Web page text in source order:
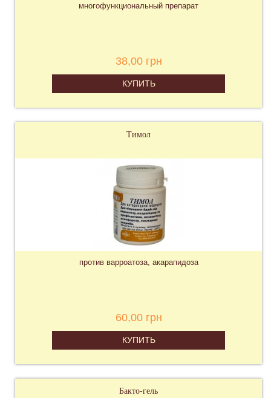
многофункциональный препарат
38,00 грн
КУПИТЬ
Тимол
против варроатоза, акарапидоза
60,00 грн
КУПИТЬ
Бакто-гель